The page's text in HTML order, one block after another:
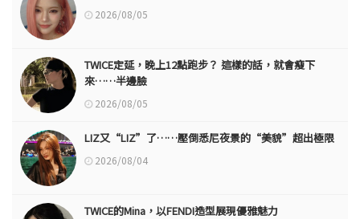
2026/08/05
TWICE定延，晚上12點跑步？ 這樣的話，就會瘦下
來……半邊臉
2026/08/05
LIZ又“LIZ”了……壓倒悉尼夜景的“美貌”超出極限
2026/08/04
TWICE的Mina，以FENDI造型展現優雅魅力